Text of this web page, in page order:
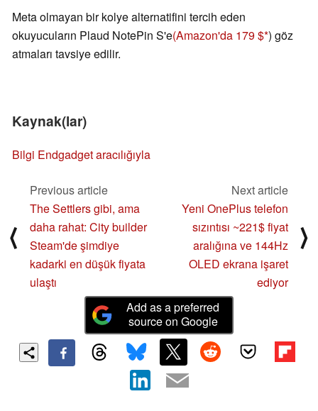
Meta olmayan bir kolye alternatifini tercih eden
okuyucuların Plaud NotePin S'e(Amazon'da 179 $ ) göz
atmaları tavsiye edilir.
Kaynak(lar)
Bilgi Endgadget aracılığıyla
⟨
Previous article
The Settlers gibi, ama
daha rahat: City builder
Steam'de şimdiye
kadarki en düşük fiyata
ulaştı
Next article
Yeni OnePlus telefon
sızıntısı ~221$ fiyat
aralığına ve 144Hz
OLED ekrana işaret
ediyor
⟩
Add as a preferred
source on Google